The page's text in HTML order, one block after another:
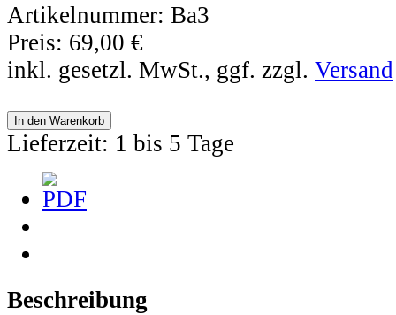
Artikelnummer: Ba3
Preis: 69,00 €
inkl. gesetzl. MwSt., ggf. zzgl. Versand
Lieferzeit: 1 bis 5 Tage
Beschreibung